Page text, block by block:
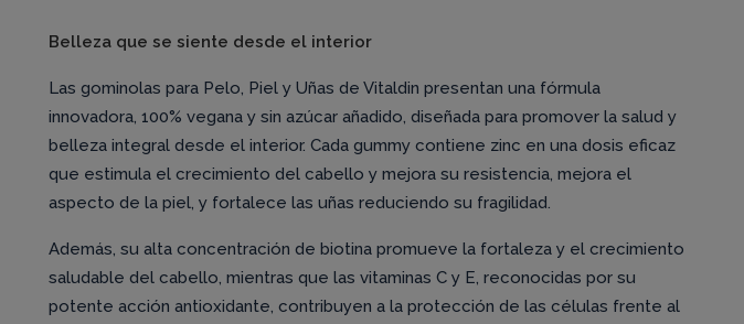
Belleza que se siente desde el interior
Las gominolas para Pelo, Piel y Uñas de Vitaldin presentan una fórmula
innovadora, 100% vegana y sin azúcar añadido, diseñada para promover la salud y
belleza integral desde el interior. Cada gummy contiene zinc en una dosis eficaz
que estimula el crecimiento del cabello y mejora su resistencia, mejora el
aspecto de la piel, y fortalece las uñas reduciendo su fragilidad.
Además, su alta concentración de biotina promueve la fortaleza y el crecimiento
saludable del cabello, mientras que las vitaminas C y E, reconocidas por su
potente acción antioxidante, contribuyen a la protección de las células frente al